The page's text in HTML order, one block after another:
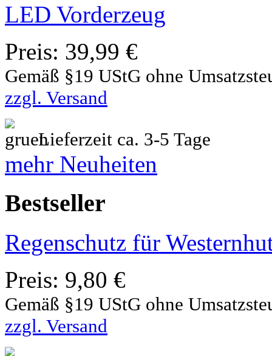
LED Vorderzeug
Preis: 39,99 €
Gemäß §19 UStG ohne
zzgl. Versand
Lieferzeit ca. 3-5 Tage
mehr Neuheiten
Bestseller
Regenschutz für
Preis: 9,80 €
Gemäß §19 UStG ohne
zzgl. Versand